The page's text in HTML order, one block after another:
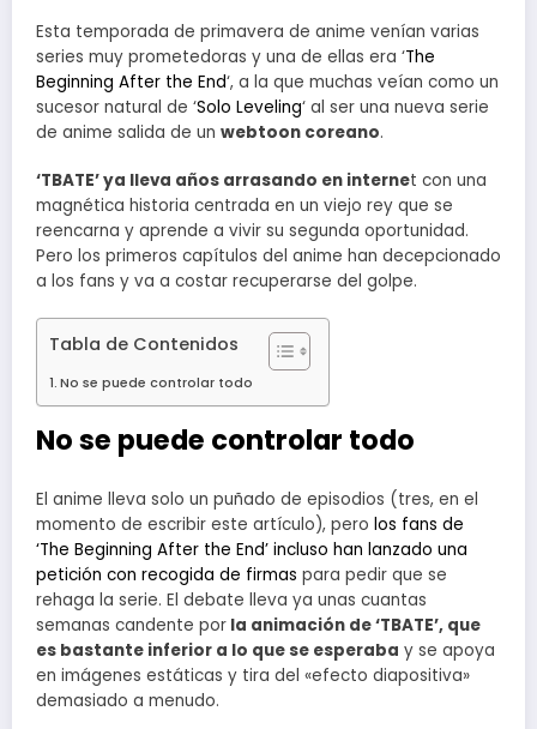
Esta temporada de primavera de anime venían varias
series muy prometedoras y una de ellas era ‘The
Beginning After the End‘, a la que muchas veían como un
sucesor natural de ‘Solo Leveling‘ al ser una nueva serie
de anime salida de un webtoon coreano.
‘TBATE’ ya lleva años arrasando en internet con una
magnética historia centrada en un viejo rey que se
reencarna y aprende a vivir su segunda oportunidad.
Pero los primeros capítulos del anime han decepcionado
a los fans y va a costar recuperarse del golpe.
Tabla de Contenidos
No se puede controlar todo
No se puede controlar todo
El anime lleva solo un puñado de episodios (tres, en el
momento de escribir este artículo), pero los fans de
‘The Beginning After the End’ incluso han lanzado una
petición con recogida de firmas para pedir que se
rehaga la serie. El debate lleva ya unas cuantas
semanas candente por la animación de ‘TBATE’, que
es bastante inferior a lo que se esperaba y se apoya
en imágenes estáticas y tira del «efecto diapositiva»
demasiado a menudo.